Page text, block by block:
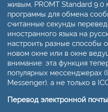
живым, PROMT Standard 9.0
программы для обмена
считанные секунды
иностранного языка на
настроить разные способы
новом окне или в окне
внимание: эта функция
популярных мессенджерах
Messenger), а не только в
Перевод электронной